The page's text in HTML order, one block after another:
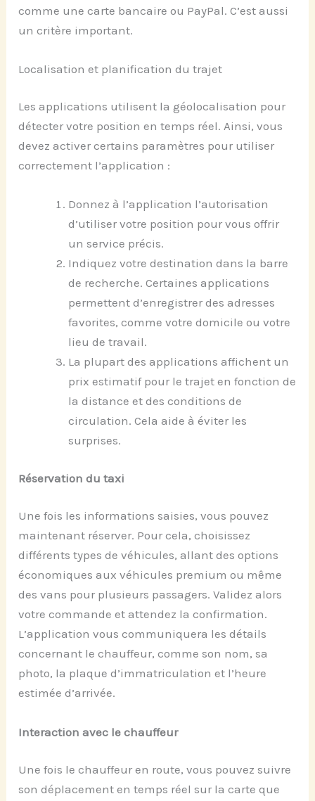
comme une carte bancaire ou PayPal. C’est aussi
un critère important.
Localisation et planification du trajet
Les applications utilisent la géolocalisation pour
détecter votre position en temps réel. Ainsi, vous
devez activer certains paramètres pour utiliser
correctement l’application :
Donnez à l’application l’autorisation
d’utiliser votre position pour vous offrir
un service précis.
Indiquez votre destination dans la barre
de recherche. Certaines applications
permettent d’enregistrer des adresses
favorites, comme votre domicile ou votre
lieu de travail.
La plupart des applications affichent un
prix estimatif pour le trajet en fonction de
la distance et des conditions de
circulation. Cela aide à éviter les
surprises.
Réservation du taxi
Une fois les informations saisies, vous pouvez
maintenant réserver. Pour cela, choisissez
différents types de véhicules, allant des options
économiques aux véhicules premium ou même
des vans pour plusieurs passagers. Validez alors
votre commande et attendez la confirmation.
L’application vous communiquera les détails
concernant le chauffeur, comme son nom, sa
photo, la plaque d’immatriculation et l’heure
estimée d’arrivée.
Interaction avec le chauffeur
Une fois le chauffeur en route, vous pouvez suivre
son déplacement en temps réel sur la carte que